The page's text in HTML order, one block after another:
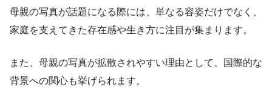
母親の写真が話題になる際には、単なる容姿だけでなく、
家庭を支えてきた存在感や生き方に注目が集まります。
また、母親の写真が拡散されやすい理由として、国際的な
背景への関心も挙げられます。